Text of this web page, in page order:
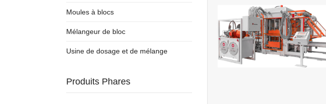
Moules à blocs
Mélangeur de bloc
Usine de dosage et de mélange
Produits Phares